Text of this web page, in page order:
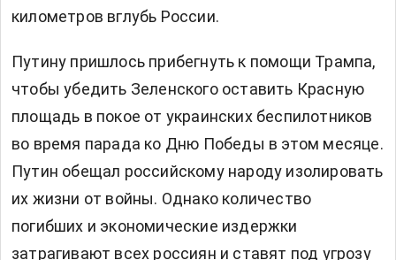
километров вглубь России.
Путину пришлось прибегнуть к помощи Трампа,
чтобы убедить Зеленского оставить Красную
площадь в покое от украинских беспилотников
во время парада ко Дню Победы в этом месяце.
Путин обещал российскому народу изолировать
их жизни от войны. Однако количество
погибших и экономические издержки
затрагивают всех россиян и ставят под угрозу